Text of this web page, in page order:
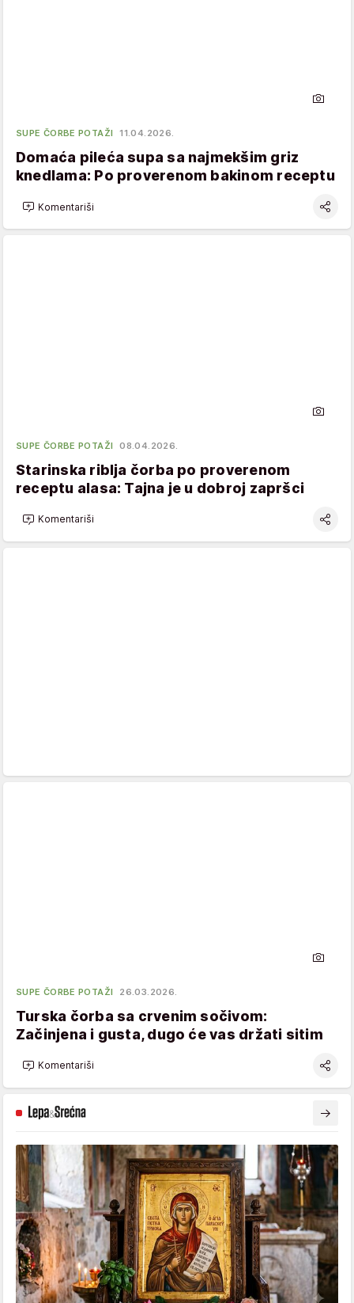
SUPE ČORBE POTAŽI 11.04.2026.
Domaća pileća supa sa najmekšim griz
knedlama: Po proverenom bakinom receptu
Komentariši
SUPE ČORBE POTAŽI 08.04.2026.
Starinska riblja čorba po proverenom
receptu alasa: Tajna je u dobroj zapršci
Komentariši
SUPE ČORBE POTAŽI 26.03.2026.
Turska čorba sa crvenim sočivom:
Začinjena i gusta, dugo će vas držati sitim
Komentariši